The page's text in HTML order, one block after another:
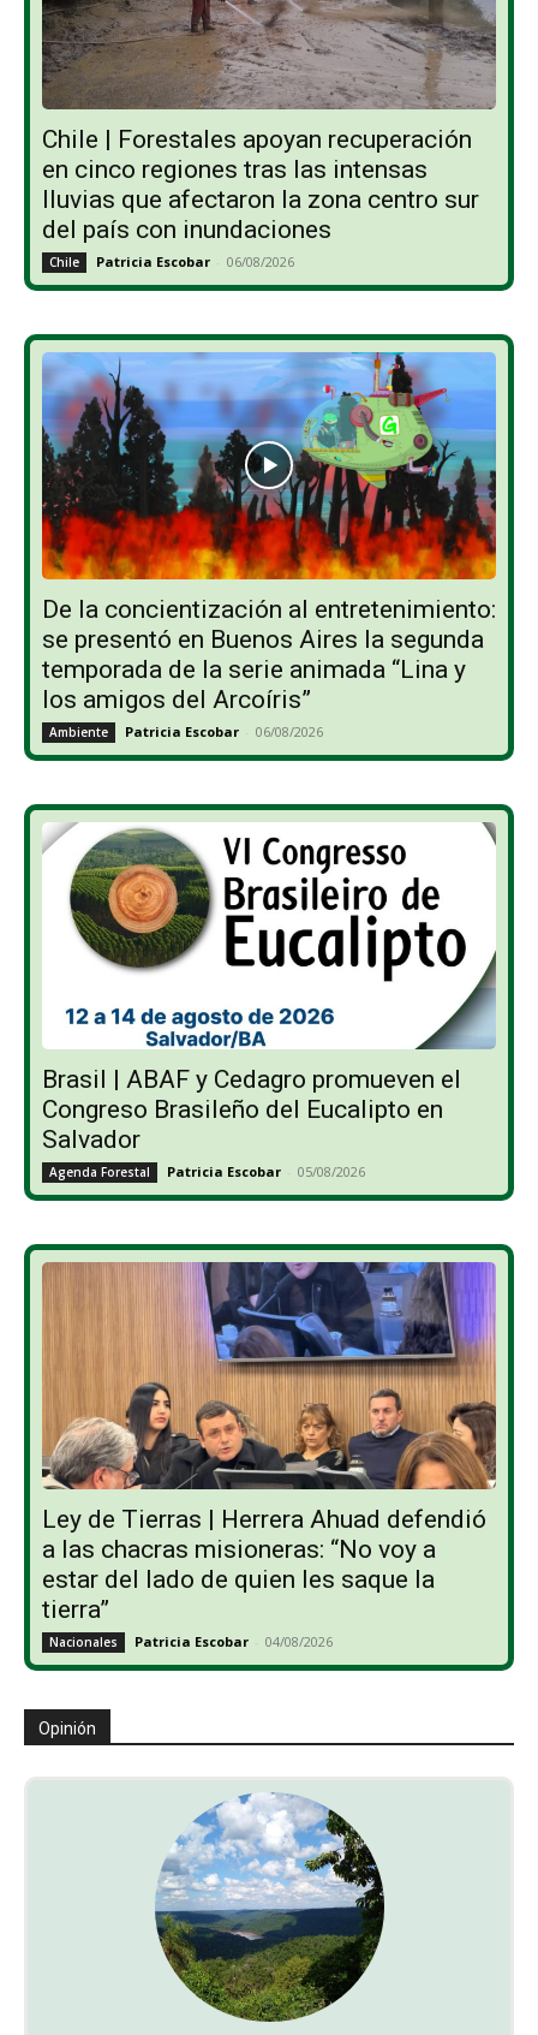
Chile | Forestales apoyan recuperación
en cinco regiones tras las intensas
lluvias que afectaron la zona centro sur
del país con inundaciones
Chile Patricia Escobar - 06/08/2026
De la concientización al entretenimiento:
se presentó en Buenos Aires la segunda
temporada de la serie animada “Lina y
los amigos del Arcoíris”
Ambiente Patricia Escobar - 06/08/2026
Brasil | ABAF y Cedagro promueven el
Congreso Brasileño del Eucalipto en
Salvador
Agenda Forestal Patricia Escobar - 05/08/2026
Ley de Tierras | Herrera Ahuad defendió
a las chacras misioneras: “No voy a
estar del lado de quien les saque la
tierra”
Nacionales Patricia Escobar - 04/08/2026
Opinión